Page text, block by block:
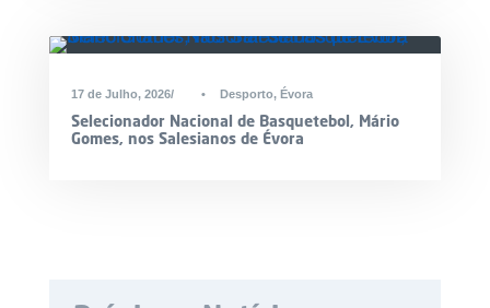
17 de Julho, 2026 • Desporto, Évora
Selecionador Nacional de Basquetebol, Mário
Gomes, nos Salesianos de Évora